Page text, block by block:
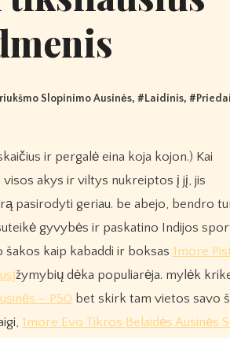
Slopinimo Ausinės, #Laidinis, #Priedai
akys ir viltys nukreiptos į jį, jis
pasirodyti geriau. be abejo, bendro
gyvybės ir paskatino Indijos
kaip kabaddi ir boksas 1more
žymybių dėka populiarėja. mylėk
– P50 bet skirk tam vietos savo
1more Evo Tikros Belaidės Ausinės